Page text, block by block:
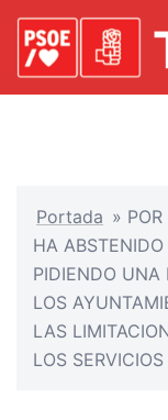
Portada »
HA
PIDIENDO UNA
LOS
LAS
LOS